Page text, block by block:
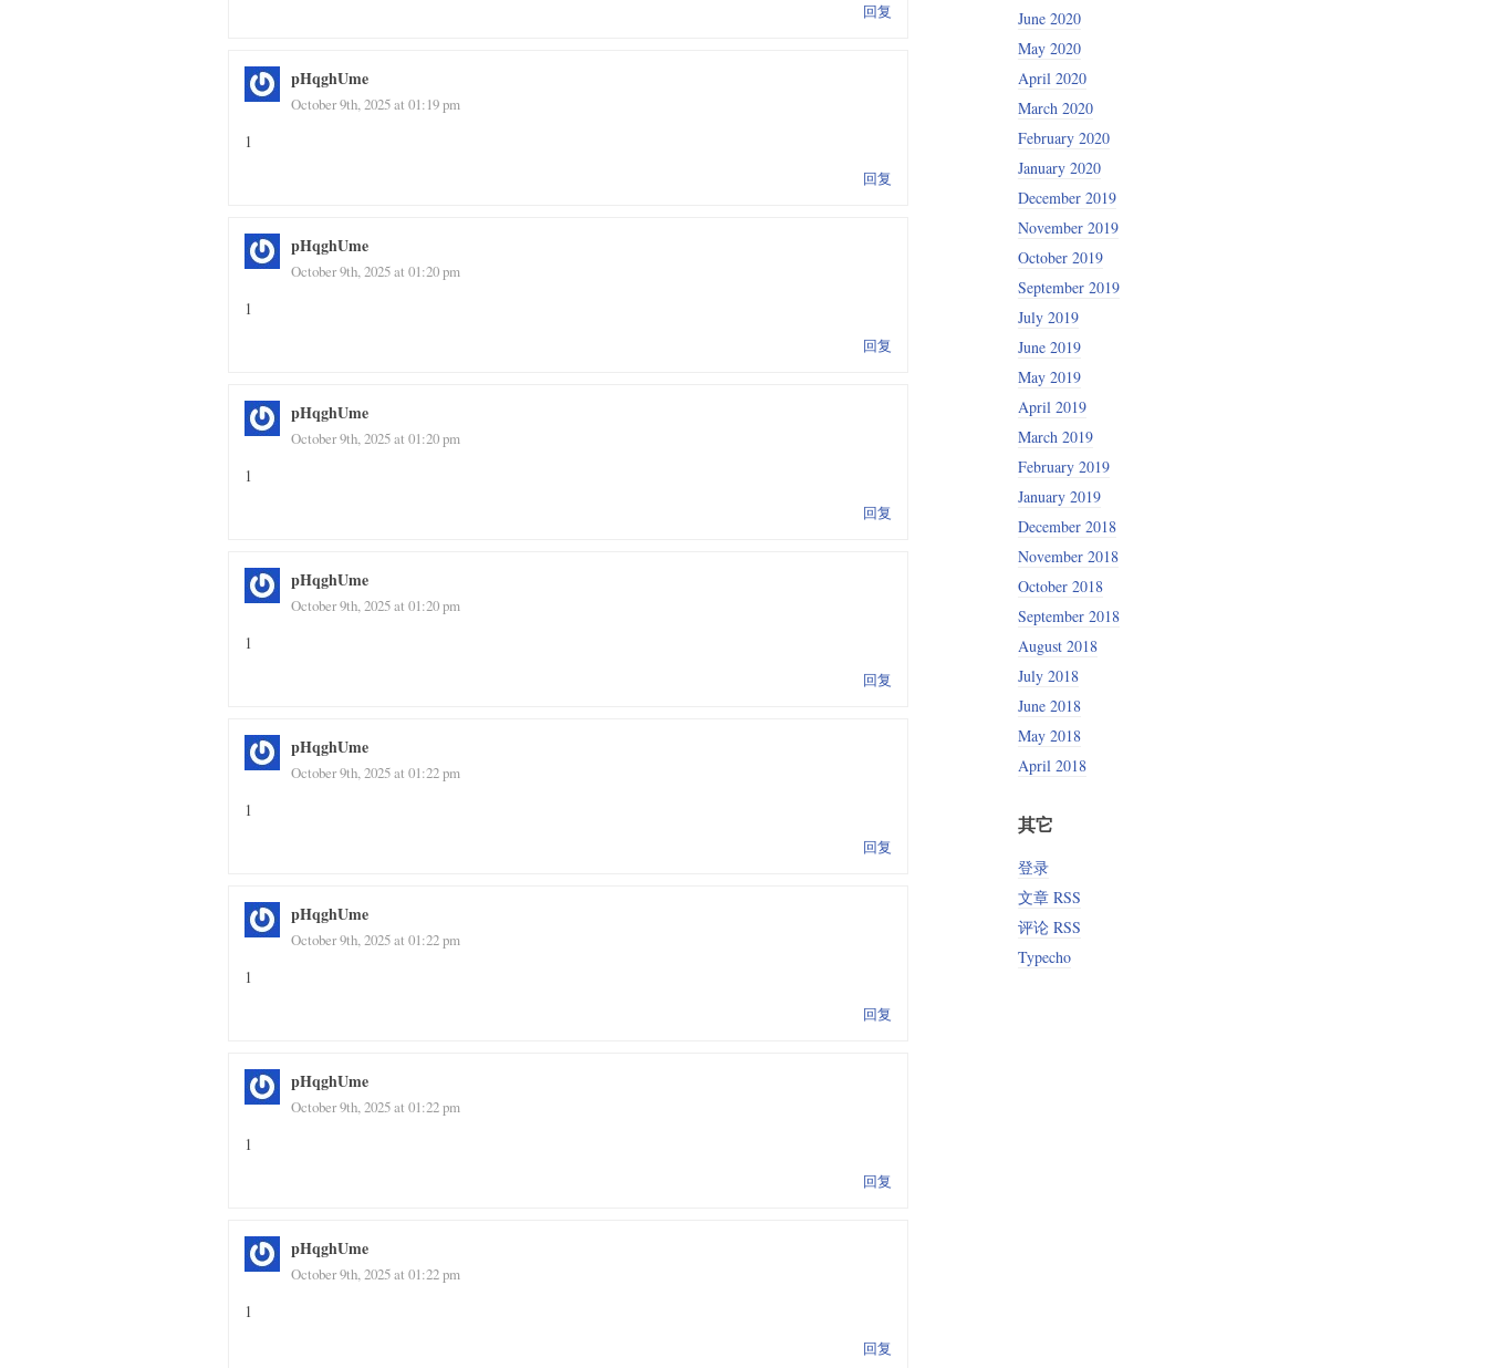
回复
pHqghUme
October 9th, 2025 at 01:19 pm
1
回复
pHqghUme
October 9th, 2025 at 01:20 pm
1
回复
pHqghUme
October 9th, 2025 at 01:20 pm
1
回复
pHqghUme
October 9th, 2025 at 01:20 pm
1
回复
pHqghUme
October 9th, 2025 at 01:22 pm
1
回复
pHqghUme
October 9th, 2025 at 01:22 pm
1
回复
pHqghUme
October 9th, 2025 at 01:22 pm
1
回复
pHqghUme
October 9th, 2025 at 01:22 pm
1
回复
June 2020
May 2020
April 2020
March 2020
February 2020
January 2020
December 2019
November 2019
October 2019
September 2019
July 2019
June 2019
May 2019
April 2019
March 2019
February 2019
January 2019
December 2018
November 2018
October 2018
September 2018
August 2018
July 2018
June 2018
May 2018
April 2018
其它
登录
文章 RSS
评论 RSS
Typecho